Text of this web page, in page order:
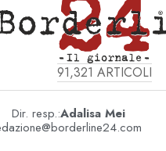
91,321 ARTICOLI
Dir. resp.:Adalisa Mei